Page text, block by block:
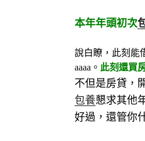
本年年頭初次
說白瞭，此刻能
aaaa。 此刻還買
不但是房貸，
包養懇求其他
好過，還管你